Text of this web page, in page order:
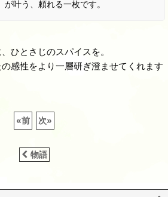
叶う、頼れる一枚です。
ひとさじのスパイスを。
感性をより一層研ぎ澄ませてくれます
«前 次»
物語